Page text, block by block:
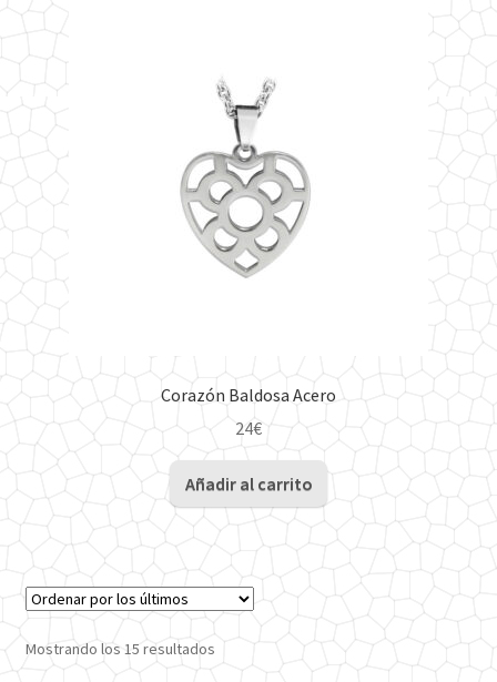
Corazón Baldosa Acero
24€
Añadir al carrito
Mostrando los 15 resultadosOrdenado